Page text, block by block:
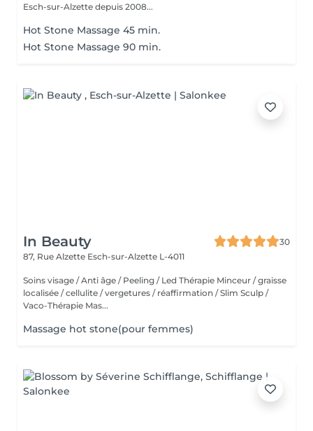
Esch-sur-Alzette depuis 2008...
Hot Stone Massage 45 min.
Hot Stone Massage 90 min.
In Beauty
30
87, Rue Alzette Esch-sur-Alzette L-4011
Soins visage / Anti âge / Peeling / Led Thérapie Minceur / graisse
localisée / cellulite / vergetures / réaffirmation / Slim Sculp /
Vaco-Thérapie Mas...
Massage hot stone(pour femmes)